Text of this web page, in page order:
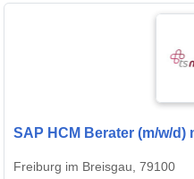
SAP HCM Berater (m/w/d)
Freiburg im Breisgau, 79100